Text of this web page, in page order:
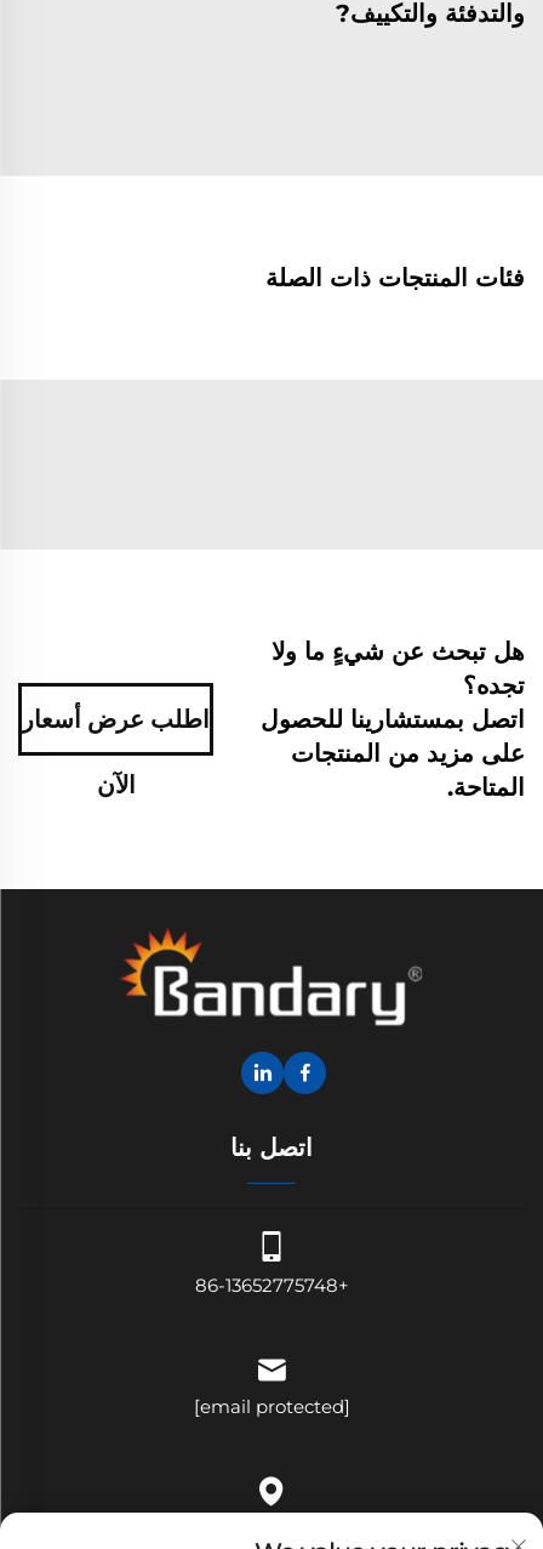
والتدفئة والتكييف?
فئات المنتجات ذات الصلة
هل تبحث عن شيءٍ ما ولا
تجده؟
اتصل بمستشارينا للحصول
على مزيد من المنتجات
المتاحة.
اطلب عرض أسعار
الآن
اتصل بنا
+86-13652775748
[email protected]